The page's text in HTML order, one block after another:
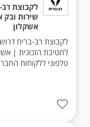
לקבוצת
שירות ובק
אשקלון
לקבוצת רב-בריח
לחטיבת הזכוכית |
טלפוני ללקוחות